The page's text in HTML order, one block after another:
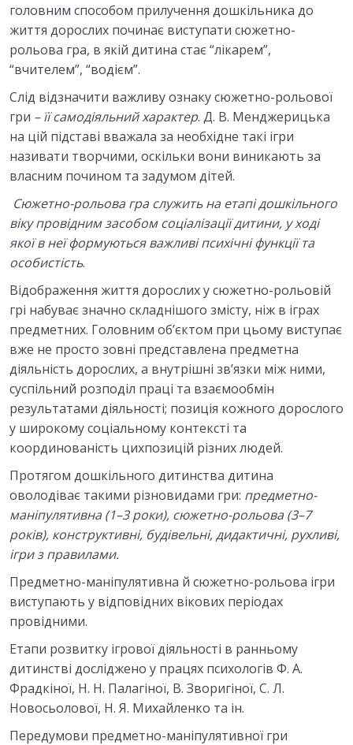
головним способом прилучення дошкільника до
життя дорослих починає виступати сюжетно-
рольова гра, в якій дитина стає “лікарем”,
“вчителем”, “водієм”.
Слід відзначити важливу ознаку сюжетно-рольової
гри – її самодіяльний характер. Д. В. Менджерицька
на цій підставі вважала за необхідне такі ігри
називати творчими, оскільки вони виникають за
власним почином та задумом дітей.
Сюжетно-рольова гра служить на етапі дошкільного
віку провідним засобом соціалізації дитини, уході
якої в неї формуються важливі психічні функції та
особистість.
Відображення життя дорослих у сюжетно-рольовій
грі набуває значно складнішого змісту, ніж в іграх
предметних. Головним об’єктом при цьому виступає
вже не просто зовні представлена предметна
діяльність дорослих, а внутрішні зв’язки між ними,
суспільний розподіл праці та взаємообмін
результатами діяльності; позиція кожного дорослого
у широкому соціальному контексті та
координованість цихпозицій різних людей.
Протягом дошкільного дитинства дитина
оволодіває такими різновидами гри: предметно-
маніпулятивна (1–3 роки), сюжетно-рольова (3–7
років), конструктивні, будівельні, дидактичні, рухливі,
ігри з правилами.
Предметно-маніпулятивна й сюжетно-рольова ігри
виступають у відповідних вікових періодах
провідними.
Етапи розвитку ігрової діяльності в ранньому
дитинстві досліджено у працях психологів Ф. А.
Фрадкіної, Н. Н. Палагіної, В. Зворигіної, С. Л.
Новосьолової, Н. Я. Михайленко та ін.
Передумови предметно-маніпулятивної гри